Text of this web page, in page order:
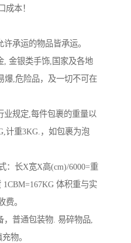
成本！
承运的物品皆承运。
, 金银类手饰,国家及各地
爆,危险品，及一切不可在
业规定,每件包裹的重量以
计重3KG.，如包裹为泡
：长X宽X高(cm)/6000=重
体积重与实
费。
，普通包装物. 易碎物品,
物。